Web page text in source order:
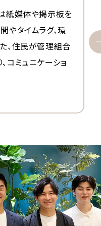
紙媒体や掲示板を
やタイムラグ、環
、住民が管理組合
コミュニケーショ